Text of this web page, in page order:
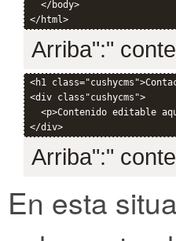
  </body>
Arriba":"
<h1
<div class"cushycms">
<p>Contenido editable
Arriba":"
En esta